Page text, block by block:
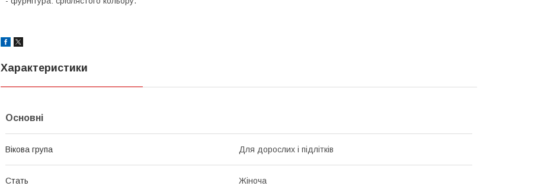
Характеристики
Основні
Вікова група Для дорослих і підлітків
Стать Жіноча